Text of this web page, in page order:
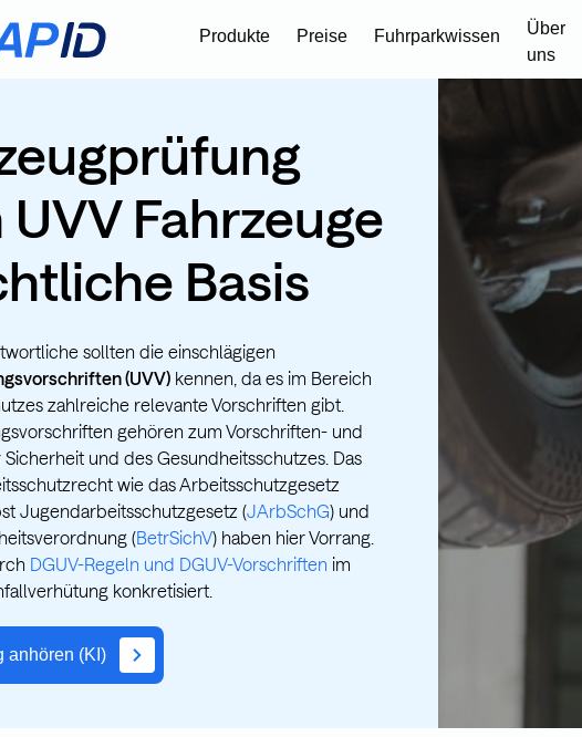
Produkte Preise Fuhrparkwissen
Über
uns
Fahrzeuge
Basis
sollten die einschlägigen
(UVV) kennen, da es im Bereich
zahlreiche relevante Vorschriften gibt.
gehören zum Vorschriften- und
und des Gesundheitsschutzes. Das
wie das Arbeitsschutzgesetz
Jugendarbeitsschutzgesetz (JArbSchG) und
(BetrSichV) haben hier Vorrang.
DGUV-Regeln und DGUV-Vorschriften im
konkretisiert.
anhören (KI)